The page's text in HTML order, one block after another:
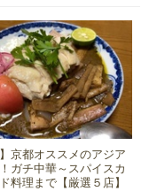
】京都オススメのアジア
ガチ中華～スパイスカ
料理まで【厳選５店】